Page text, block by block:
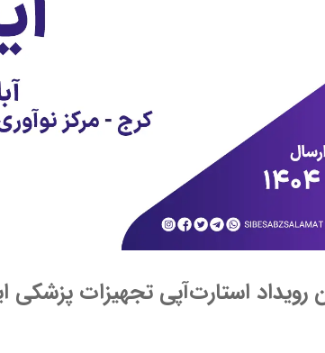
رویداد استارت‌آپی تجهیزات